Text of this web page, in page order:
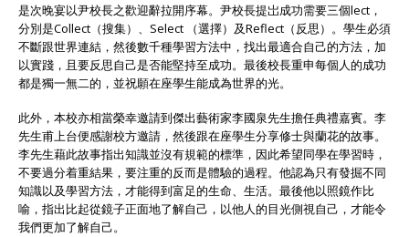
是次晚宴以尹校長之歡迎辭拉開序幕。尹校長提岀成功需要三個lect，
分別是Collect（搜集）、Select （選擇）及Reflect（反思）。學生必須
不斷跟世界連結，然後數千種學習方法中，找出最適合自己的方法，加
以實踐，且要反思自己是否能堅持至成功。最後校長重申每個人的成功
都是獨一無二的，並祝願在座學生能成為世界的光。
此外，本校亦相當榮幸邀請到傑出藝術家李國泉先生擔任典禮嘉賓。李
先生甫上台便感謝校方邀請，然後跟在座學生分享修士與蘭花的故事。
李先生藉此故事指出知識並沒有規範的標準，因此希望同學在學習時，
不要過分着重結果，要注重的反而是體驗的過程。他認為只有發掘不同
知識以及學習方法，才能得到富足的生命、生活。最後他以照鏡作比
喻，指出比起從鏡子正面地了解自己，以他人的目光側視自己，才能令
我們更加了解自己。